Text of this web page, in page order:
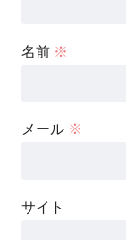
名前 ※
メール ※
サイト